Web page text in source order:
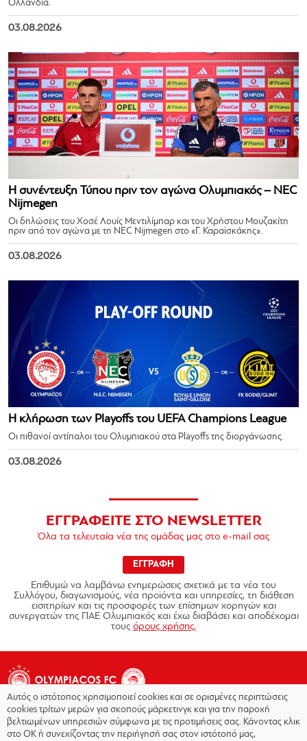
Ολλανδία.
03.08.2026
Η συνέντευξη Τύπου πριν τον αγώνα Ολυμπιακός – NEC
Nijmegen
Οι δηλώσεις του Χοσέ Λουίς Μεντιλίμπαρ και του Χρήστου Μουζακίτη
πριν από τον αγώνα με τη NEC Nijmegen στο «Γ. Καραϊσκάκης».
03.08.2026
Η κλήρωση των Playoffs του UEFA Champions League
Οι πιθανοί αντίπαλοι του Ολυμπιακού στα Playoffs της διοργάνωσης.
03.08.2026
ΕΓΓΡΑΦΕΙΤΕ ΣΤΟ NEWSLETTER
Όλα τα τελευταία νέα της ομάδας μας στο e-mail σας
ΕΓΓΡΑΦΗ
Επιθυμώ να λαμβάνω ενημερώσεις σχετικά με τα νέα του
Συλλόγου, διαγωνισμούς, νέα προϊόντα και υπηρεσίες, τη διάθεση
εισιτηρίων και τις προσφορές των επίσημων χορηγών και
συνεργατών της ΠΑΕ Ολυμπιακός και έχω διαβάσει και αποδέχομαι
τους όρους χρήσης.
Αυτός ο ιστότοπος χρησιμοποιεί cookies και σε ορισμένες περιπτώσεις
cookies τρίτων μερών για σκοπούς μάρκετινγκ και για την παροχή
βελτιωμένων υπηρεσιών σύμφωνα με τις προτιμήσεις σας. Κάνοντας κλικ
στο OK ή συνεχίζοντας την περιήγησή σας στον ιστότοπό μας,